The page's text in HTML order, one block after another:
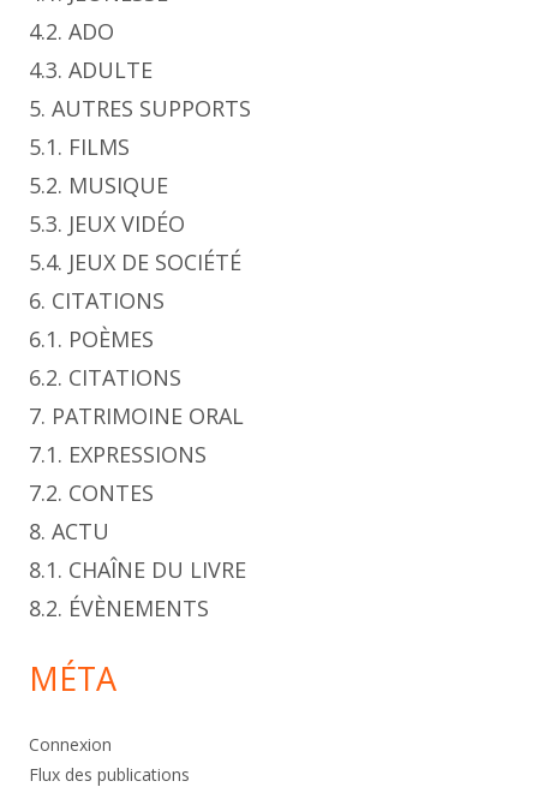
4.2. ADO
4.3. ADULTE
5. AUTRES SUPPORTS
5.1. FILMS
5.2. MUSIQUE
5.3. JEUX VIDÉO
5.4. JEUX DE SOCIÉTÉ
6. CITATIONS
6.1. POÈMES
6.2. CITATIONS
7. PATRIMOINE ORAL
7.1. EXPRESSIONS
7.2. CONTES
8. ACTU
8.1. CHAÎNE DU LIVRE
8.2. ÉVÈNEMENTS
MÉTA
Connexion
Flux des publications